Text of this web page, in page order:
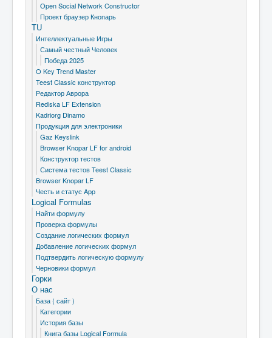
Open Social Network Constructor
Проект браузер Кнопарь
TU
Интеллектуальные Игры
Самый честный Человек
Победа 2025
O Key Trend Master
Teest Classic конструктор
Редактор Аврора
Rediska LF Extension
Kadriorg Dinamo
Продукция для электроники
Gaz Keyslink
Browser Knopar LF for android
Конструктор тестов
Система тестов Teest Classic
Browser Knopar LF
Честь и статус App
Logical Formulas
Найти формулу
Проверка формулы
Создание логических формул
Добавление логических формул
Подтвердить логическую формулу
Черновики формул
Горки
О нас
База ( сайт )
Категории
История базы
Книга базы Logical Formula